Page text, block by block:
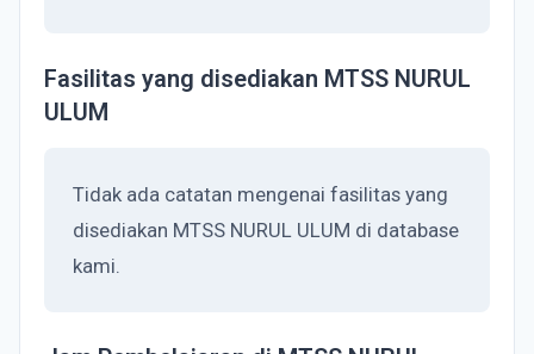
Fasilitas yang disediakan MTSS NURUL
ULUM
Tidak ada catatan mengenai fasilitas yang
disediakan MTSS NURUL ULUM di database
kami.